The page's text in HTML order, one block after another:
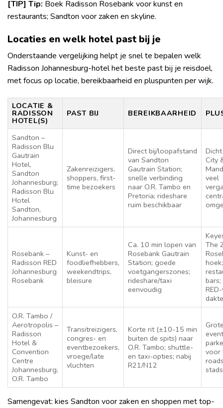
[TIP] Tip: Boek Radisson Rosebank voor kunst en
restaurants; Sandton voor zaken en skyline.
Locaties en welk hotel past bij je
Onderstaande vergelijking helpt je snel te bepalen welk
Radisson Johannesburg-hotel het beste past bij je reisdoel,
met focus op locatie, bereikbaarheid en pluspunten per wijk.
LOCATIE &
RADISSON
HOTEL(S)
PAST BIJ BEREIKBAARHEID
Sandton –
Radisson Blu
Gautrain
Hotel,
Sandton
Johannesburg;
Radisson Blu
Hotel
Sandton,
Johannesburg
Zakenreizigers,
shoppers, first-
time bezoekers
Direct bij/loopafstand
van Sandton
Gautrain Station;
snelle verbinding
naar O.R. Tambo en
Pretoria; rideshare
ruim beschikbaar
City
veel
Rosebank –
Radisson RED
Johannesburg
Rosebank
Kunst- en
foodliefhebbers,
weekendtrips,
bleisure
Ca. 10 min lopen van
Rosebank Gautrain
Station; goede
voetgangerszones;
rideshare/taxi
eenvoudig
The
O.R. Tambo /
Aerotropolis –
Radisson
Hotel &
Convention
Centre
Johannesburg,
O.R. Tambo
Transitreizigers,
congres- en
eventbezoekers,
vroege/late
vluchten
Korte rit (±10-15 min
buiten de spits) naar
O.R. Tambo; shuttle-
en taxi-opties; nabij
R21/N12
voor
Samengevat: kies Sandton voor zaken en shoppen met top-